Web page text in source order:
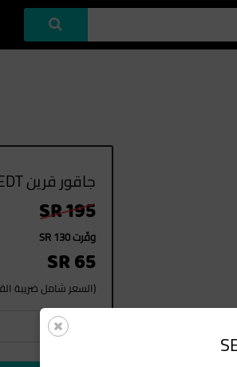
جاقور قرين 100ML EDT
SR 195
وفّرت SR 130
SR 65
(السعر شامل ضريبة
العدد 1